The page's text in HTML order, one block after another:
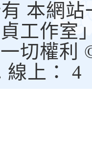
本網站
工作室
切權利
線上： 4